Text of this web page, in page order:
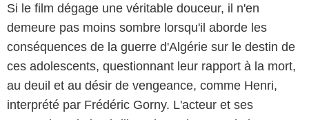
Si le film dégage une véritable douceur, il n'en
demeure pas moins sombre lorsqu'il aborde les
conséquences de la guerre d'Algérie sur le destin de
ces adolescents, questionnant leur rapport à la mort,
au deuil et au désir de vengeance, comme Henri,
interprété par Frédéric Gorny. L'acteur et ses